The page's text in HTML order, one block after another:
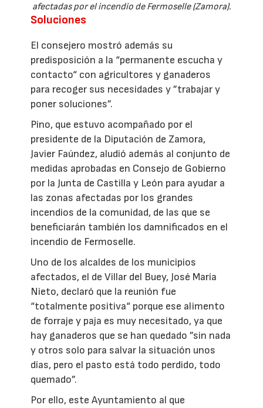
afectadas por el incendio de Fermoselle (Zamora).
Soluciones
El consejero mostró además su
predisposición a la “permanente escucha y
contacto“ con agricultores y ganaderos
para recoger sus necesidades y ”trabajar y
poner soluciones”.
Pino, que estuvo acompañado por el
presidente de la Diputación de Zamora,
Javier Faúndez, aludió además al conjunto de
medidas aprobadas en Consejo de Gobierno
por la Junta de Castilla y León para ayudar a
las zonas afectadas por los grandes
incendios de la comunidad, de las que se
beneficiarán también los damnificados en el
incendio de Fermoselle.
Uno de los alcaldes de los municipios
afectados, el de Villar del Buey, José María
Nieto, declaró que la reunión fue
“totalmente positiva“ porque ese alimento
de forraje y paja es muy necesitado, ya que
hay ganaderos que se han quedado ”sin nada
y otros solo para salvar la situación unos
días, pero el pasto está todo perdido, todo
quemado”.
Por ello, este Ayuntamiento al que